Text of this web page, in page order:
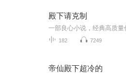
殿下请克制
182 7249
帝仙殿下超冷的